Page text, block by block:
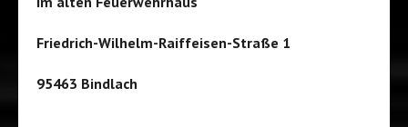
Friedrich-Wilhelm-Raiffeisen-Straße 1
95463 Bindlach